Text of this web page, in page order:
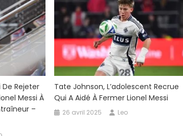
De Rejeter
Messi À
–
Tate Johnson, L’adolescent Recrue
Qui A Aidé À Fermer Lionel Messi
26 avril 2025 Leo